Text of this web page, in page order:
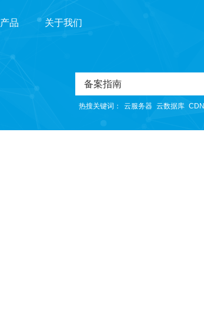
产品
域名主机
适用于初期网站使用。
香港主机
关于我们
热搜关键词： 云服务器 云数据库 CDN